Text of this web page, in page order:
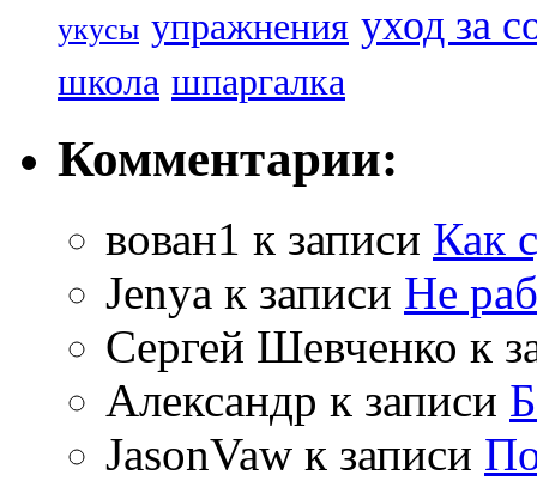
укусы упражнения уход за
школа шпаргалка
Комментарии:
вован1 к записи Как
Jenya к записи Не
Сергей Шевченко к
Александр к записи
JasonVaw к записи